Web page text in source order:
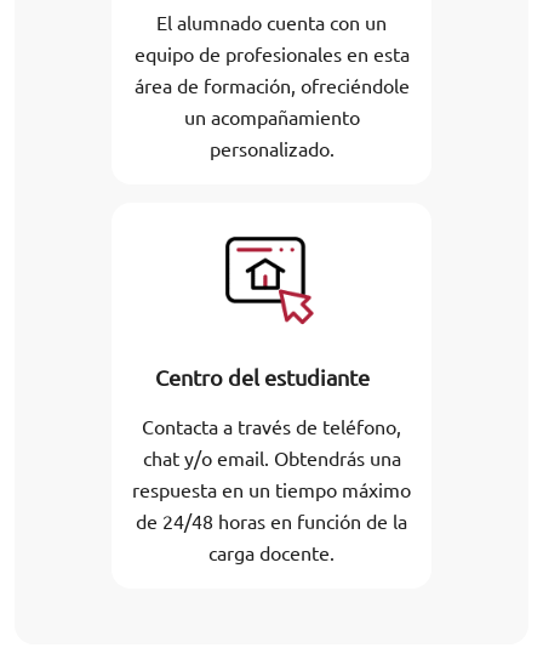
El alumnado cuenta con un
equipo de profesionales en esta
área de formación, ofreciéndole
un acompañamiento
personalizado.
Centro del estudiante
Contacta a través de teléfono,
chat y/o email. Obtendrás una
respuesta en un tiempo máximo
de 24/48 horas en función de la
carga docente.